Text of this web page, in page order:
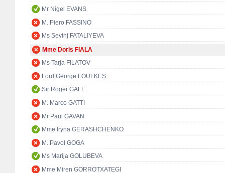
Mr Nigel EVANS
M. Piero FASSINO
Ms Sevinj FATALIYEVA
Mme Doris FIALA
Ms Tarja FILATOV
Lord George FOULKES
Sir Roger GALE
M. Marco GATTI
Mr Paul GAVAN
Mme Iryna GERASHCHENKO
M. Pavol GOGA
Ms Marija GOLUBEVA
Mme Miren GORROTXATEGI